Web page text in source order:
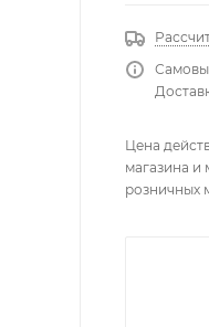
Цена
магазина и
розничных